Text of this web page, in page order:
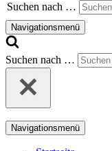
Suchen nach …
Navigationsmenü
Suchen nach …
Navigationsmenü